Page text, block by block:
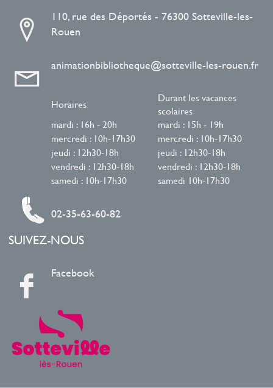
110, rue des Déportés - 76300 Sotteville-les-
Rouen
animationbibliotheque@sotteville-les-rouen.fr
Horaires
Durant les vacances
scolaires
mardi : 16h - 20h
mardi : 15h - 19h
mercredi : 10h-17h30
mercredi : 10h-17h30
jeudi : 12h30-18h
jeudi : 12h30-18h
vendredi : 12h30-18h
vendredi : 12h30-18h
samedi : 10h-17h30
samedi 10h-17h30
02-35-63-60-82
SUIVEZ-NOUS
Facebook